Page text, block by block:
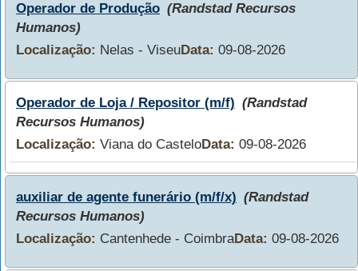
Operador de Produção (Randstad Recursos
Humanos)
Localização: Nelas - ViseuData: 09-08-2026
Operador de Loja / Repositor (m/f) (Randstad
Recursos Humanos)
Localização: Viana do CasteloData: 09-08-2026
auxiliar de agente funerário (m/f/x) (Randstad
Recursos Humanos)
Localização: Cantenhede - CoimbraData: 09-08-2026